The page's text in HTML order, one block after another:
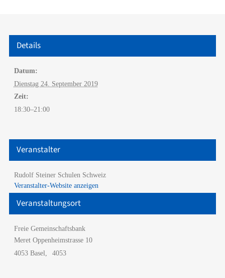
Details
Datum:
Dienstag 24. September 2019
Zeit:
18:30–21:00
Veranstaltungsort
Freie Gemeinschaftsbank
Meret Oppenheimstrasse 10
4053 Basel, 4053
Veranstalter
Rudolf Steiner Schulen Schweiz
Veranstalter-Website anzeigen